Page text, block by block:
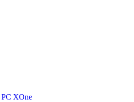
PC XOne